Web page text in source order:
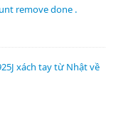
remove done .
xách tay từ Nhật về